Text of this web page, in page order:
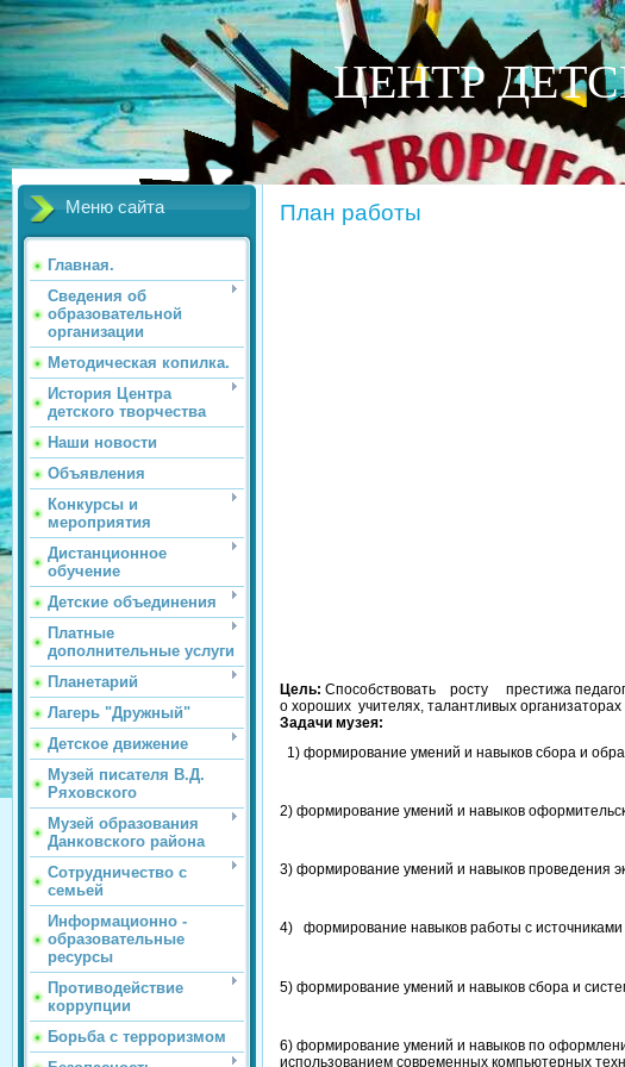
ЦЕНТР
Меню сайта
Главная.
Сведения об
образовательной
организации
Методическая копилка.
История Центра
детского творчества
Наши новости
Объявления
Конкурсы и
мероприятия
Дистанционное
обучение
Детские объединения
Платные
дополнительные услуги
Планетарий
Лагерь "Дружный"
Детское движение
Музей писателя В.Д.
Ряховского
Музей образования
Данковского района
Сотрудничество с
семьей
Информационно -
образовательные
ресурсы
Противодействие
коррупции
Борьба с терроризмом
План работы
Цель: Способствовать росту престижа
о хороших учителях, талантливых
Задачи музея:
1) формирование умений и навыков сбора и
2) формирование умений и навыков
3) формирование умений и навыков проведения
4) формирование навыков работы с источниками
5) формирование умений и навыков сбора и
6) формирование умений и навыков по
использованием современных компьютерных